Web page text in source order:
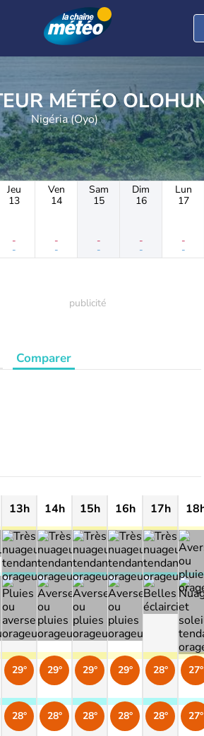
COMPARATEUR MÉTÉO
Nigéria (Oyo)
Jeu
13
-
-
Ven
14
-
-
Sam
15
-
-
Dim
16
-
-
Lun
17
-
-
Comparer
13h 14h 15h 16h 17h
29°
28°
29°
28°
29°
28°
29°
28°
28°
28°
27°
27°